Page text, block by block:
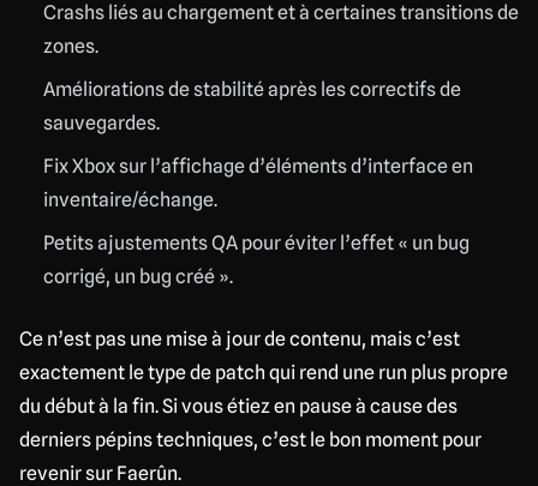
Crashs liés au chargement et à certaines transitions de
zones.
Améliorations de stabilité après les correctifs de
sauvegardes.
Fix Xbox sur l’affichage d’éléments d’interface en
inventaire/échange.
Petits ajustements QA pour éviter l’effet « un bug
corrigé, un bug créé ».
Ce n’est pas une mise à jour de contenu, mais c’est
exactement le type de patch qui rend une run plus propre
du début à la fin. Si vous étiez en pause à cause des
derniers pépins techniques, c’est le bon moment pour
revenir sur Faerûn.